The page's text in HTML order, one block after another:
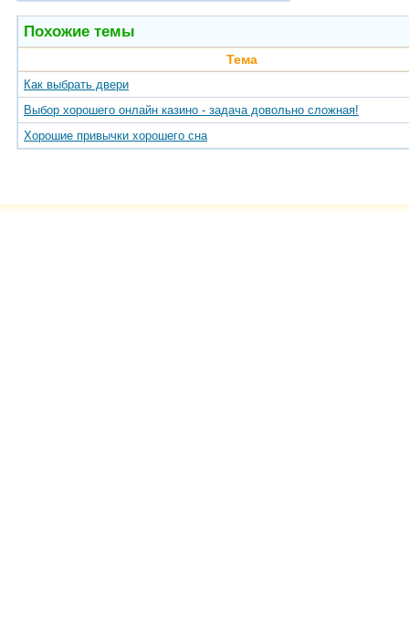
Похожие темы
Тема
Как выбрать двери
Выбор хорошего онлайн казино - задача довольно сложная!
Хорошие привычки хорошего сна